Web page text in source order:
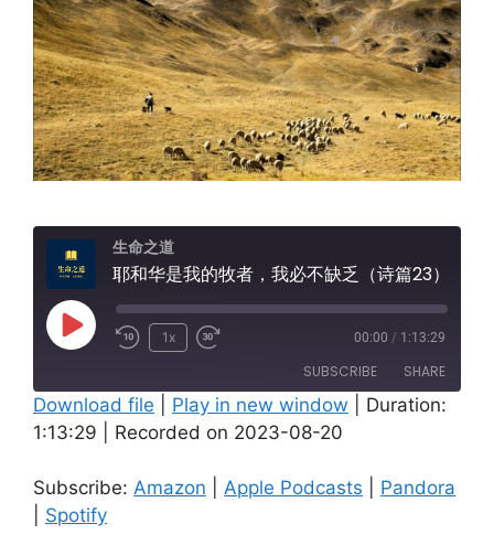
生命之道
耶和华是我的牧者，我必不缺乏（诗篇23）
Play
1x 00:00 / 1:13:29
SUBSCRIBE SHARE
Amazon Apple Podcasts
RSS FEED
SHARE
LINK
EMBED
Download file Play in new window
Duration:
1:13:29
Recorded on 2023-08-20
Subscribe: Amazon Apple Podcasts
Pandora
Spotify